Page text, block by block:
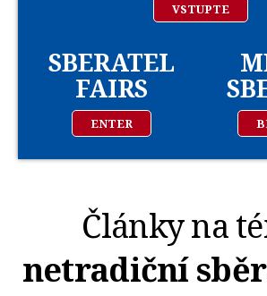
VSTUPTE
SBERATEL
FAIRS
ENTER
Články na
netradiční